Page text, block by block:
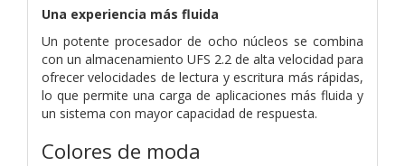
Una experiencia más fluida
Un potente procesador de ocho núcleos se combina
con un almacenamiento UFS 2.2 de alta velocidad para
ofrecer velocidades de lectura y escritura más rápidas,
lo que permite una carga de aplicaciones más fluida y
un sistema con mayor capacidad de respuesta.
Colores de moda